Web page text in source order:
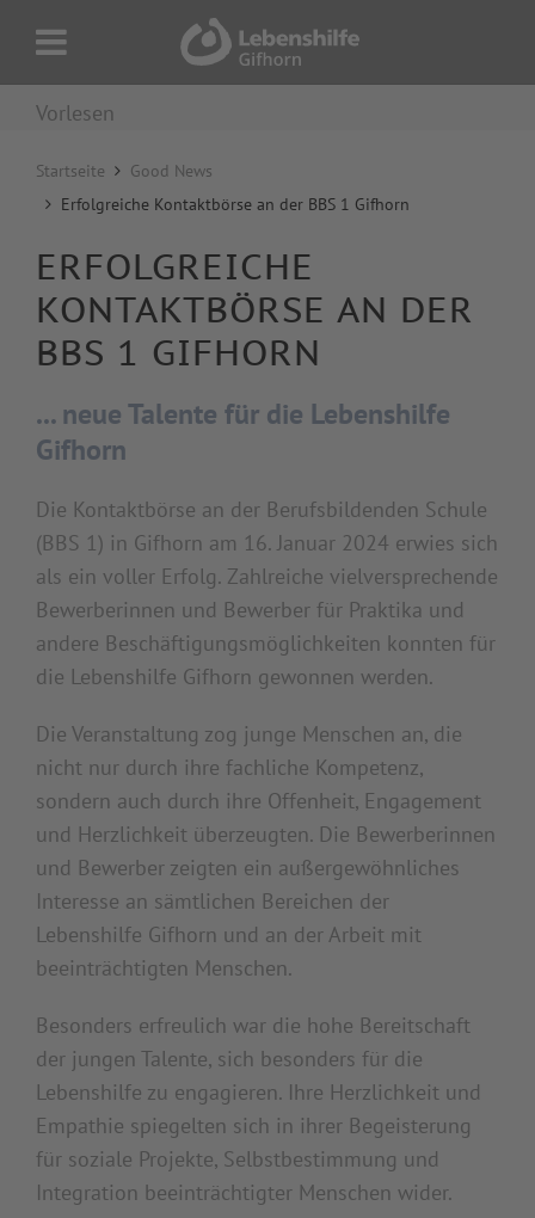
Vorlesen
Startseite
Good News
Erfolgreiche Kontaktbörse an der BBS 1 Gifhorn
ERFOLGREICHE
KONTAKTBÖRSE AN DER
BBS 1 GIFHORN
... neue Talente für die Lebenshilfe
Gifhorn
Die Kontaktbörse an der Berufsbildenden Schule
(BBS 1) in Gifhorn am 16. Januar 2024 erwies sich
als ein voller Erfolg. Zahlreiche vielversprechende
Bewerberinnen und Bewerber für Praktika und
andere Beschäftigungsmöglichkeiten konnten für
die Lebenshilfe Gifhorn gewonnen werden.
Die Veranstaltung zog junge Menschen an, die
nicht nur durch ihre fachliche Kompetenz,
sondern auch durch ihre Offenheit, Engagement
und Herzlichkeit überzeugten. Die Bewerberinnen
und Bewerber zeigten ein außergewöhnliches
Interesse an sämtlichen Bereichen der
Lebenshilfe Gifhorn und an der Arbeit mit
beeinträchtigten Menschen.
Besonders erfreulich war die hohe Bereitschaft
der jungen Talente, sich besonders für die
Lebenshilfe zu engagieren. Ihre Herzlichkeit und
Empathie spiegelten sich in ihrer Begeisterung
für soziale Projekte, Selbstbestimmung und
Integration beeinträchtigter Menschen wider.